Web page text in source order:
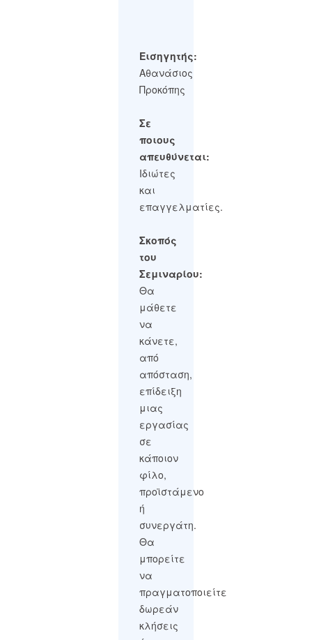
Εισηγητής:
Αθανάσιος
Προκόπης
Σε
ποιους
απευθύνεται:
Ιδιώτες
και
επαγγελματίες.
Σκοπός
του
Σεμιναρίου:
Θα
μάθετε
να
κάνετε,
από
απόσταση,
επίδειξη
μιας
εργασίας
σε
κάποιον
φίλο,
προϊστάμενο
ή
συνεργάτη.
Θα
μπορείτε
να
πραγματοποιείτε
δωρεάν
κλήσεις